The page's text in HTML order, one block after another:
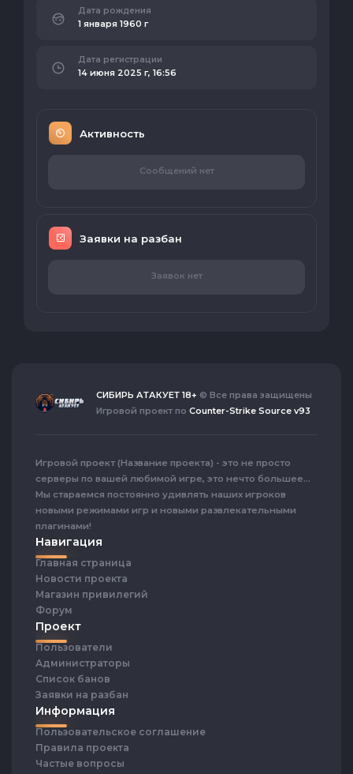
Дата рождения
1 января 1960 г
Дата регистрации
14 июня 2025 г, 16:56
Активность
Сообщений нет
Заявки на разбан
Заявок нет
СИБИРЬ АТАКУЕТ 18+ © Все права защищены
Игровой проект по Counter-Strike Source v93
Игровой проект (Название проекта) - это не просто
серверы по вашей любимой игре, это нечто большее...
Мы стараемся постоянно удивлять наших игроков
новыми режимами игр и новыми развлекательными
плагинами!
Навигация
Главная страница
Новости проекта
Магазин привилегий
Форум
Проект
Пользователи
Администраторы
Список банов
Заявки на разбан
Информация
Пользовательское соглашение
Правила проекта
Частые вопросы